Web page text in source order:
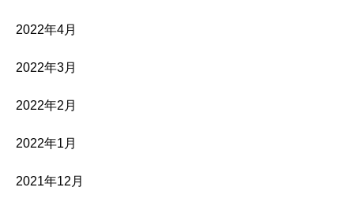
2022年4月
2022年3月
2022年2月
2022年1月
2021年12月